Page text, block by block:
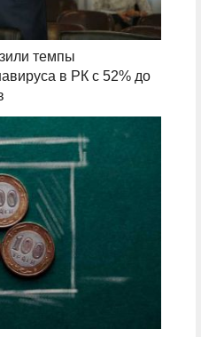
темпы
в РК с 52% до